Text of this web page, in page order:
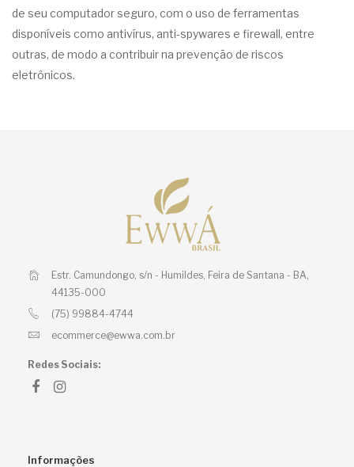
de seu computador seguro, com o uso de ferramentas
disponíveis como antivírus, anti-spywares e firewall, entre
outras, de modo a contribuir na prevenção de riscos
eletrônicos.
Estr. Camundongo, s/n - Humildes, Feira de Santana - BA,
44135-000
(75) 99884-4744
ecommerce@ewwa.com.br
Redes Sociais:
Informações